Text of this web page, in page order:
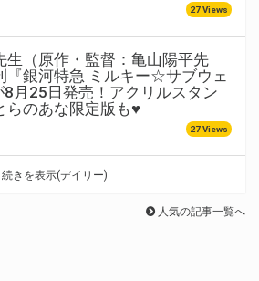
27 Views
生（原作・監督：亀山陽平先
『銀河特急 ミルキー☆サブウェ
8月25日発売！アクリルスタン
らのあな限定版も♥
27 Views
続きを表示(デイリー)
人気の記事一覧へ